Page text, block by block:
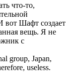
что-то,
вот Шафт создает
вещь. Я не
с
group, Japan,
useless.